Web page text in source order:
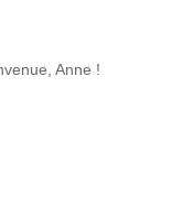
Anne !